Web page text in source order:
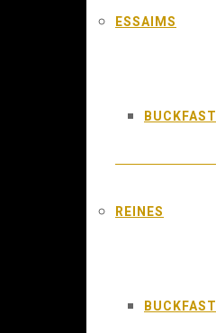
ESSAIMS
BUCKFAST
REINES
BUCKFAST